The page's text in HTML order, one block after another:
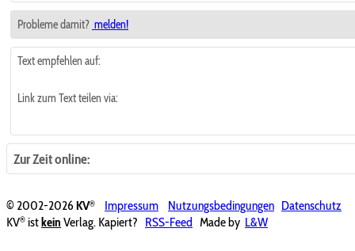
Probleme damit? melden!
Text empfehlen auf:
Link zum Text teilen via:
Zur Zeit online:
© 2002-2026KV® Impressum Nutzungsbedingungen Datenschutz
KV® istkein Verlag. Kapiert? RSS-Feed Made by L&W